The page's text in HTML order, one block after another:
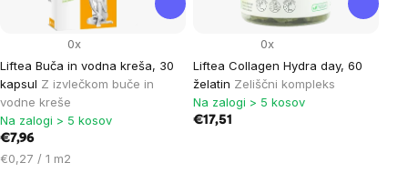
Liftea Buča in vodna kreša, 30
kapsul Z izvlečkom buče in
vodne kreše
0x
Na zalogi > 5 kosov
€7,96
Cena
€0,27 / 1 m2
Liftea Collagen Hydra day, 60
želatin Zeliščni kompleks
0x
Na zalogi > 5 kosov
€17,51